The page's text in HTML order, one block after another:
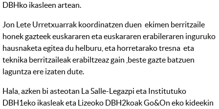
DBHko ikasleen artean.
Jon Lete Urretxuarrak koordinatzen duen ekimen berritzaile
honek gazteek euskararen eta euskararen erabileraren inguruko
hausnaketa egitea du helburu, eta horretarako tresna eta
teknika berritzaileak erabiltzeaz gain ,beste gazte batzuen
laguntza ere izaten dute.
Hala, azken bi asteotan La Salle-Legazpi eta Institutuko
DBH1eko ikasleak eta Lizeoko DBH2koak Go&On eko kideekin